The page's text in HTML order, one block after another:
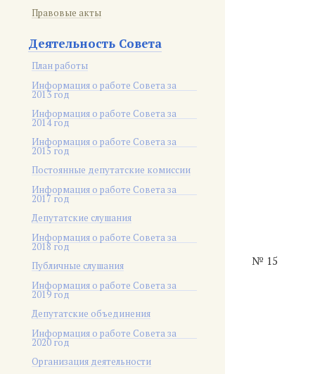
Правовые акты
Деятельность Совета
План работы
Информация о работе Совета за
2013 год
Информация о работе Совета за
2014 год
Информация о работе Совета за
2015 год
Постоянные депутатские комиссии
Информация о работе Совета за
2017 год
Депутатские слушания
Информация о работе Совета за
2018 год
Публичные слушания
Информация о работе Совета за
2019 год
Депутатские объединения
Информация о работе Совета за
2020 год
Организация деятельности
№ 15